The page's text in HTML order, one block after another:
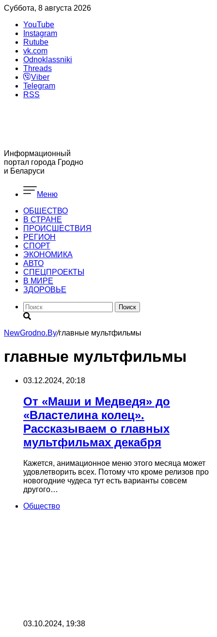
Суббота, 8 августа 2026
YouTube
Instagram
Rutube
vk.com
Odnoklassniki
Threads
Viber
Telegram
RSS
Информационный
портал города Гродно
и Беларуси
Меню
ОБЩЕСТВО
В СТРАНЕ
ПРОИСШЕСТВИЯ
РЕГИОН
CПОРТ
ЭКОНОМИКА
АВТО
СПЕЦПРОЕКТЫ
В МИРЕ
ЗДОРОВЬЕ
Поиск
NewGrodno.By/главные мультфильмы
главные мультфильмы
03.12.2024, 20:18
От «Маши и Медведя» до
«Властелина колец».
Рассказываем о главных
мультфильмах декабря
Кажется, анимационное меню этого месяца может
удовлетворить всех. Потому что кроме релизов про
новогодние чудеса тут есть варианты совсем
другого…
Общество
03.10.2024, 19:38